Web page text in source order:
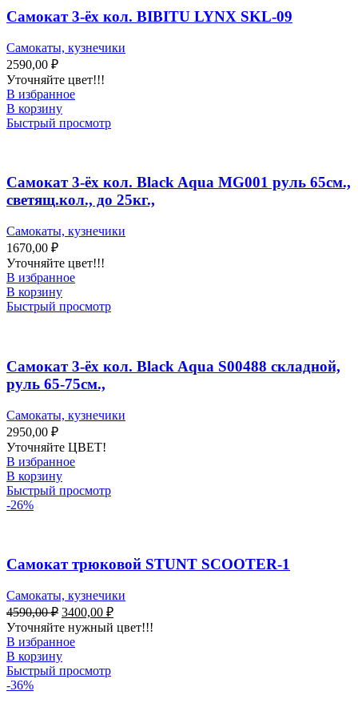
Самокат 3-ёх кол. BIBITU LYNX SKL-09
Самокаты, кузнечики
2590,00 ₽
Уточняйте цвет!!!
В избранное
В корзину
Быстрый просмотр
Самокат 3-ёх кол. Black Aqua MG001 руль 65см.,
светящ.кол., до 25кг.,
Самокаты, кузнечики
1670,00 ₽
Уточняйте цвет!!!
В избранное
В корзину
Быстрый просмотр
Самокат 3-ёх кол. Black Aqua S00488 складной,
руль 65-75см.,
Самокаты, кузнечики
2950,00 ₽
Уточняйте ЦВЕТ!
В избранное
В корзину
Быстрый просмотр
-26%
Самокат трюковой STUNT SCOOTER-1
Самокаты, кузнечики
4590,00₽ 3400,00 ₽
Уточняйте нужный цвет!!!
В избранное
В корзину
Быстрый просмотр
-36%